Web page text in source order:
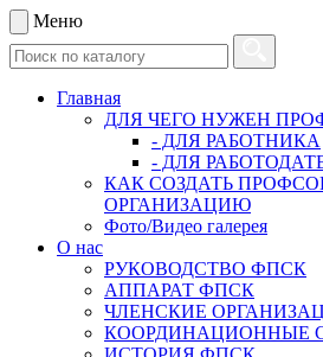
Меню
Главная
ДЛЯ ЧЕГО НУЖЕН
- ДЛЯ РАБОТНИКА
- ДЛЯ
КАК СОЗДАТЬ
ОРГАНИЗАЦИЮ
Фото/Видео галерея
О нас
РУКОВОДСТВО ФПСК
АППАРАТ ФПСК
ЧЛЕНСКИЕ
КООРДИНАЦИОННЫЕ